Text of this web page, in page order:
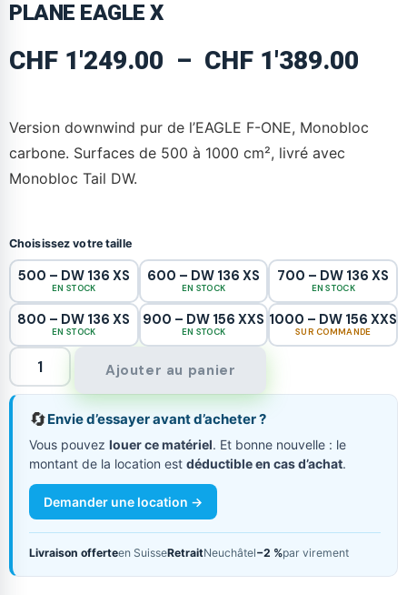
PLANE EAGLE X
CHF 1'249.00 – CHF 1'389.00
Version downwind pur de l’EAGLE F-ONE, Monobloc
carbone. Surfaces de 500 à 1000 cm², livré avec
Monobloc Tail DW.
Choisissez votre taille
500 – DW 136 XS
EN STOCK
600 – DW 136 XS
EN STOCK
700 – DW 136 XS
EN STOCK
800 – DW 136 XS
EN STOCK
900 – DW 156 XXS
EN STOCK
1000 – DW 156 XXS
SUR COMMANDE
Ajouter au panier
🔄Envie d’essayer avant d’acheter ?
Vous pouvez louer ce matériel. Et bonne nouvelle : le
montant de la location est déductible en cas d’achat.
Demander une location →
Livraison offerteen SuisseRetraitNeuchâtel−2 %par virement